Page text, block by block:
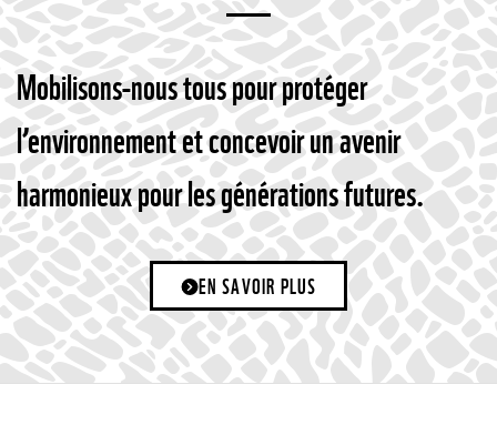
Mobilisons-nous tous pour protéger
l’environnement et concevoir un avenir
harmonieux pour les générations futures.
EN SAVOIR PLUS